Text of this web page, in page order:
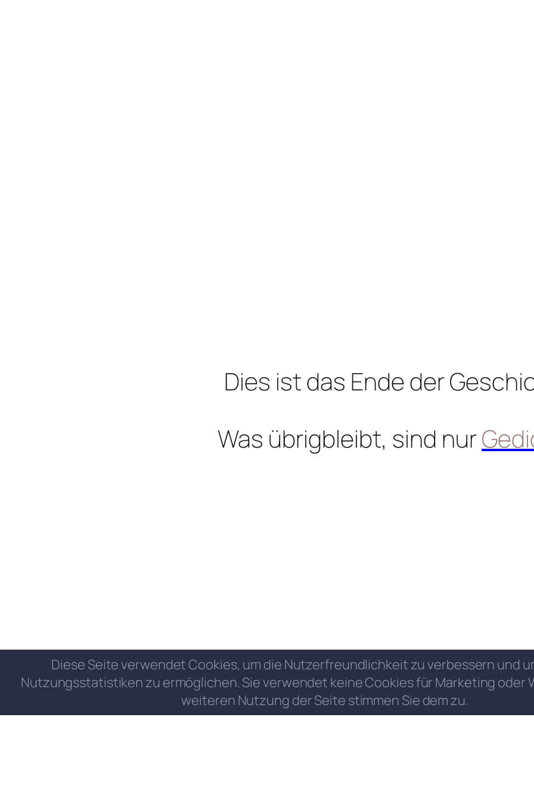
Dies ist das Ende der
Was übrigbleibt, sind nur
Diese Seite verwendet Cookies, um die Nutzerfreundlichkeit zu verbessern und
Nutzungsstatistiken zu ermöglichen. Sie verwendet keine Cookies für Marketing oder
weiteren Nutzung der Seite stimmen Sie dem zu.